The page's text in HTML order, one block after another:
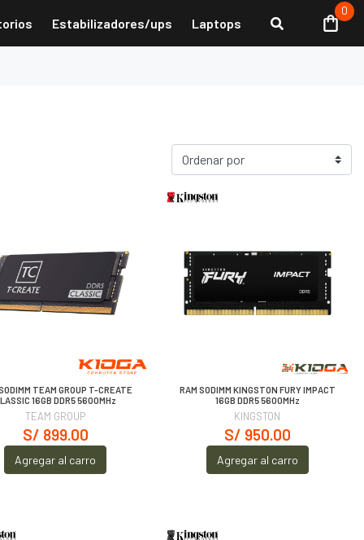
Estabilizadores/ups Laptops
0
TEAM GROUP T-CREATE
16GB DDR5 5600MHz
TEAM GROUP
S/ 899.00
Agregar al carro
RAM SODIMM KINGSTON FURY IMPACT
16GB DDR5 5600MHz
KINGSTON
S/ 950.00
Agregar al carro